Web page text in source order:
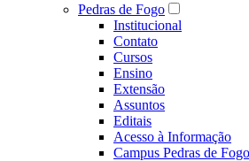
Pedras de Fogo
Institucional
Contato
Cursos
Ensino
Extensão
Assuntos
Editais
Acesso à Informação
Campus Pedras de